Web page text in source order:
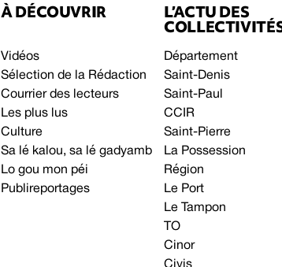
À DÉCOUVRIR
Vidéos
Sélection de la Rédaction
Courrier des lecteurs
Les plus lus
Culture
Sa lé kalou, sa lé gadyamb
Lo gou mon péi
Publireportages
L’ACTU DES
Département
Saint-Denis
Saint-Paul
CCIR
Saint-Pierre
La Possession
Région
Le Port
Le Tampon
TO
Cinor
Civis